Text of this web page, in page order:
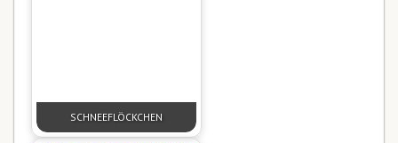
SCHNEEFLÖCKCHEN